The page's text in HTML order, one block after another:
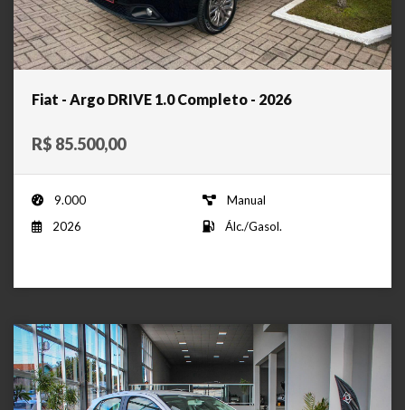
Fiat - Argo DRIVE 1.0 Completo - 2026
R$ 85.500,00
9.000
Manual
2026
Álc./Gasol.